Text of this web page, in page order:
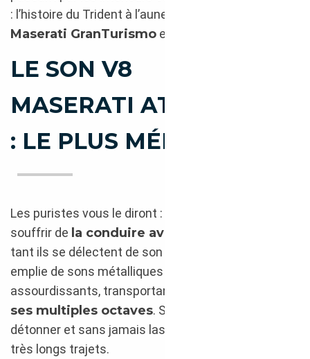
: l’histoire du Trident à l’aune de notre galerie de
Maserati GranTurismo et de l’art italien revisité !
LE SON V8
MASERATI
: LE PLUS MÉLODIEUX !
Les puristes vous le diront :
souffrir de la conduire avec un silencieux
tant ils se délectent de son expression pleine,
emplie de sons métalliques presque
assourdissants, transportant jusqu’à l’ivresse, de
ses multiples octaves. Sans pour autant
détonner et sans jamais lasser ; même durant les
très longs trajets.